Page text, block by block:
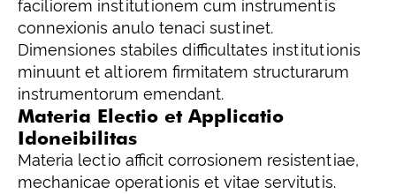
faciliorem institutionem cum instrumentis
connexionis anulo tenaci sustinet.
Dimensiones stabiles difficultates institutionis
minuunt et altiorem firmitatem structurarum
instrumentorum emendant.
Materia Electio et Applicatio
Idoneibilitas
Materia lectio afficit corrosionem resistentiae,
mechanicae operationis et vitae servitutis.